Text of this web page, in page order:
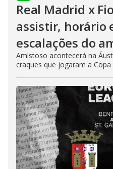
Real Madrid x
assistir, horário
escalações do
Amistoso acontecerá na
craques que jogaram a